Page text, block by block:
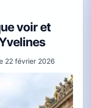
voir et
22 février 2026